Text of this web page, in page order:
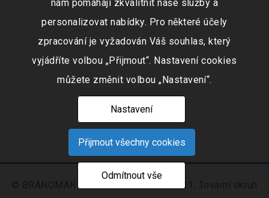
© BRANOMARKET s.r.o., IČO: 253 51 311, Tovární okruh
nám pomáhají zkvalitnit naše služby a
personalizovat nabídky. Pro některé účely
zpracování je vyžadován Váš souhlas, který
vyjádříte volbou „Přijmout“. Nastavení cookies
můžete změnit volbou „Nastavení“.
Nastavení
Přijmout všechny cookies
Odmítnout vše